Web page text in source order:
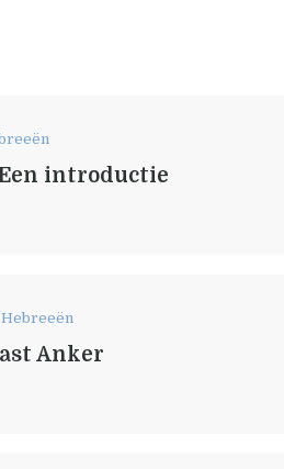
introductie
Hebreeën
Anker